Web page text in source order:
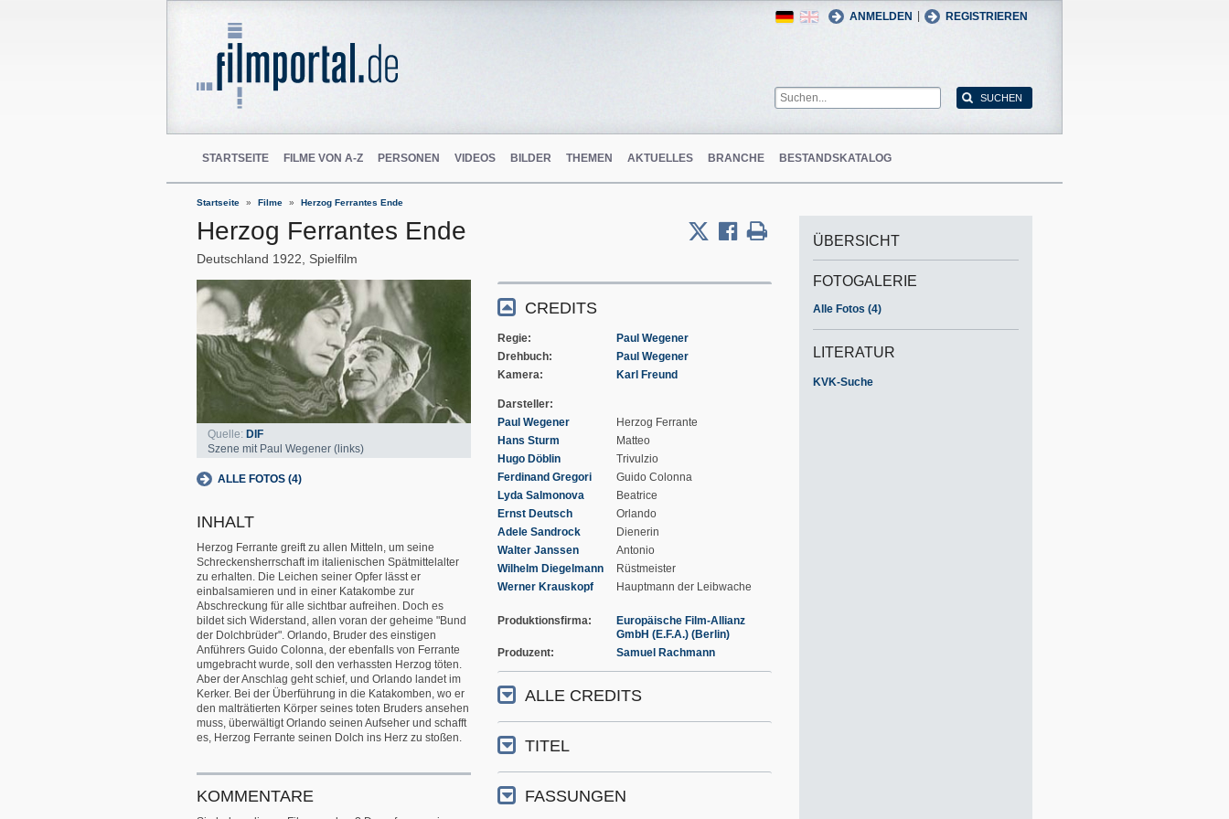
ANMELDEN REGISTRIEREN
English
German
STARTSEITE FILME VON A-Z PERSONEN VIDEOS BILDER THEMEN AKTUELLES BRANCHE BESTANDSKATALOG
Startseite Filme Herzog Ferrantes Ende
Herzog Ferrantes Ende
Deutschland 1922 Spielfilm
Quelle: DIF
Szene mit Paul Wegener (links)
ALLE FOTOS (4)
INHALT
Herzog Ferrante greift zu allen Mitteln, um seine
Schreckensherrschaft im italienischen Spätmittelalter
zu erhalten. Die Leichen seiner Opfer lässt er
einbalsamieren und in einer Katakombe zur
Abschreckung für alle sichtbar aufreihen. Doch es
bildet sich Widerstand, allen voran der geheime "Bund
der Dolchbrüder". Orlando, Bruder des einstigen
Anführers Guido Colonna, der ebenfalls von Ferrante
umgebracht wurde, soll den verhassten Herzog töten.
Aber der Anschlag geht schief, und Orlando landet im
Kerker. Bei der Überführung in die Katakomben, wo er
den malträtierten Körper seines toten Bruders ansehen
muss, überwältigt Orlando seinen Aufseher und schafft
es, Herzog Ferrante seinen Dolch ins Herz zu stoßen.
KOMMENTARE
CREDITS
Regie
Paul Wegener
Drehbuch
Paul Wegener
Kamera
Karl Freund
Darsteller
Paul Wegener
Herzog Ferrante
Hans Sturm
Matteo
Hugo Döblin
Trivulzio
Ferdinand Gregori
Guido Colonna
Lyda Salmonova
Beatrice
Ernst Deutsch
Orlando
Adele Sandrock
Dienerin
Walter Janssen
Antonio
Wilhelm Diegelmann
Rüstmeister
Werner Krauskopf
Hauptmann der Leibwache
Produktionsfirma
Europäische Film-Allianz
GmbH (E.F.A.) (Berlin)
Produzent
Samuel Rachmann
ALLE CREDITS
TITEL
FASSUNGEN
ÜBERSICHT
FOTOGALERIE
Alle Fotos (4)
LITERATUR
KVK-Suche